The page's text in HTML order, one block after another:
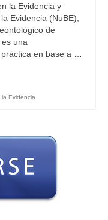
la Evidencia y
Evidencia (NuBE),
de
una
en base a …
Evidencia